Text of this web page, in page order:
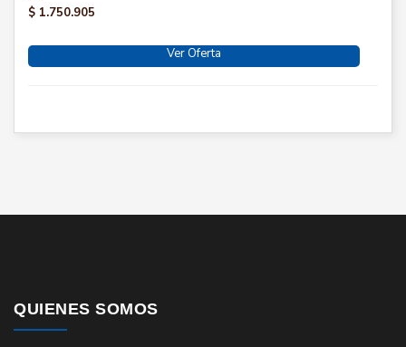
$ 1.750.905
Ver Oferta
QUIENES SOMOS